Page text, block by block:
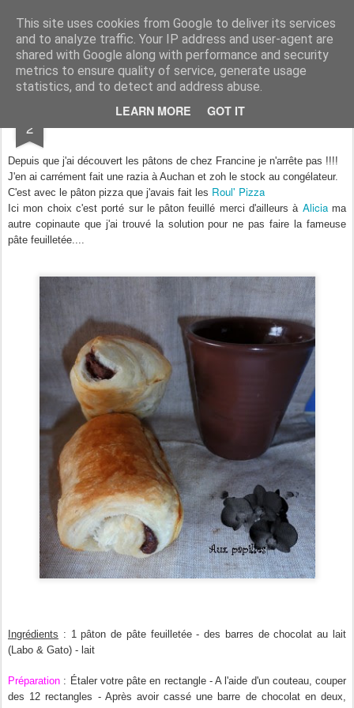
This site uses cookies from Google to deliver its services
and to analyze traffic. Your IP address and user-agent are
shared with Google along with performance and security
metrics to ensure quality of service, generate usage
statistics, and to detect and address abuse.
LEARN MORE GOT IT
Aux papilles by Virginie
2 Mini Chocolatines Maison.
Depuis que j'ai découvert les pâtons de chez Francine je n'arrête pas !!!!
J'en ai carrément fait une razia à Auchan et zoh le stock au congélateur.
C'est avec le pâton pizza que j'avais fait les Roul' Pizza
Ici mon choix c'est porté sur le pâton feuillé merci d'ailleurs à Aliciama
autre copinaute que j'ai trouvé la solution pour ne pas faire la fameuse
pâte feuilletée....
Ingrédients : 1 pâton de pâte feuilletée -des barres de chocolat au lait
(Labo & Gato) - lait
Préparation : Étaler votre pâte en rectangle - A l'aide d'un couteau, couper
des 12 rectangles - Après avoir cassé une barre de chocolat en deux,